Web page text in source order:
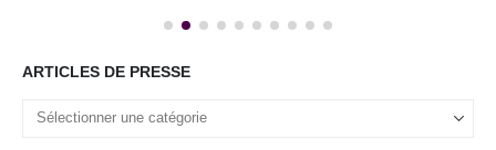
ARTICLES DE PRESSE